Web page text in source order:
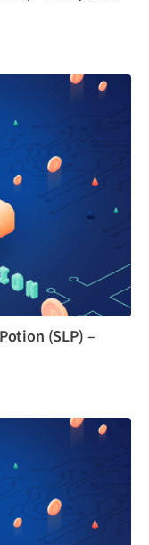
(SLP) –